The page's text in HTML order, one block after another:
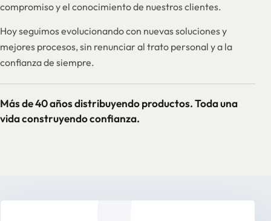
compromiso y el conocimiento de nuestros clientes.
Hoy seguimos evolucionando con nuevas soluciones y
mejores procesos, sin renunciar al trato personal y a la
confianza de siempre.
Más de 40 años distribuyendo productos. Toda una
vida construyendo confianza.